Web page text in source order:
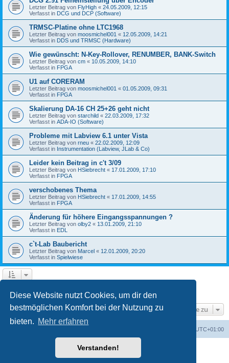
Diese Website nutzt Cookies, um dir den
bestmöglichen Komfort bei der Nutzung zu
bieten. Mehr erfahren
Verstanden!
Letzter Beitrag von FlyHigh « 24.05.2009, 12:15
Verfasst in DCG und DCP (Software)
TRMSC-Platine ohne LTC1968
Letzter Beitrag von moosmichel001 « 12.05.2009, 14:21
Verfasst in DDS und TRMSC (Hardware)
Wie gewünscht: N-Key-Rollover, RENUMBER, BANK-Switch
Letzter Beitrag von cm « 10.05.2009, 14:10
Verfasst in FPGA
U1 auf CORERAM
Letzter Beitrag von moosmichel001 « 01.05.2009, 09:31
Verfasst in FPGA
Skalierung DA-16 CH 25+26 geht nicht
Letzter Beitrag von starchild « 22.03.2009, 17:32
Verfasst in ADA-IO (Software)
Probleme mit Labview 6.1 unter Vista
Letzter Beitrag von rneu « 22.02.2009, 12:09
Verfasst in Instrumentation (Labview, JLab & Co)
Leider kein Beitrag in c't 3/09
Letzter Beitrag von HSiebrecht « 17.01.2009, 17:10
Verfasst in FPGA
verschobenes Thema
Letzter Beitrag von HSiebrecht « 17.01.2009, 14:55
Verfasst in FPGA
Änderung für höhere Eingangsspannungen ?
Letzter Beitrag von olby2 « 13.01.2009, 21:10
Verfasst in EDL
c`t-Lab Baubericht
Letzter Beitrag von Marcel « 12.01.2009, 20:20
Verfasst in Spielwiese
Gehe zu
UTC+01:00
Powered byphpBB® Forum Software © phpBB Limited
phpBB.de